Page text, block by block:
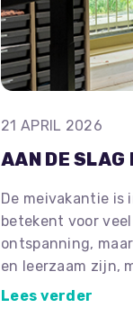
21 APRIL 2026
AAN DE SLAG
De meivakantie is
betekent voor
ontspanning,
en leerzaam zijn,
Zet de leerlingen
Lees verder